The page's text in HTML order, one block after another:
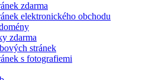
zdarma
elektronického obchodu
zdarma
stránek
s fotografiemi